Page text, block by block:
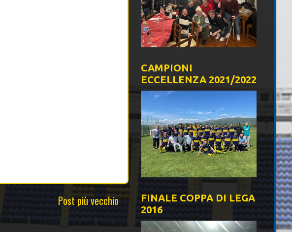
Post più vecchio
CAMPIONI
ECCELLENZA 2021/2022
FINALE COPPA DI LEGA
2016